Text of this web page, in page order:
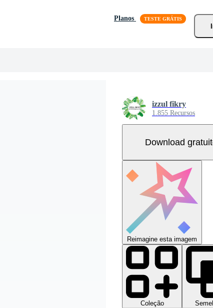
Planos
izzul fikry
1.855 Recursos
Download
Reimagine esta imagem
Coleção